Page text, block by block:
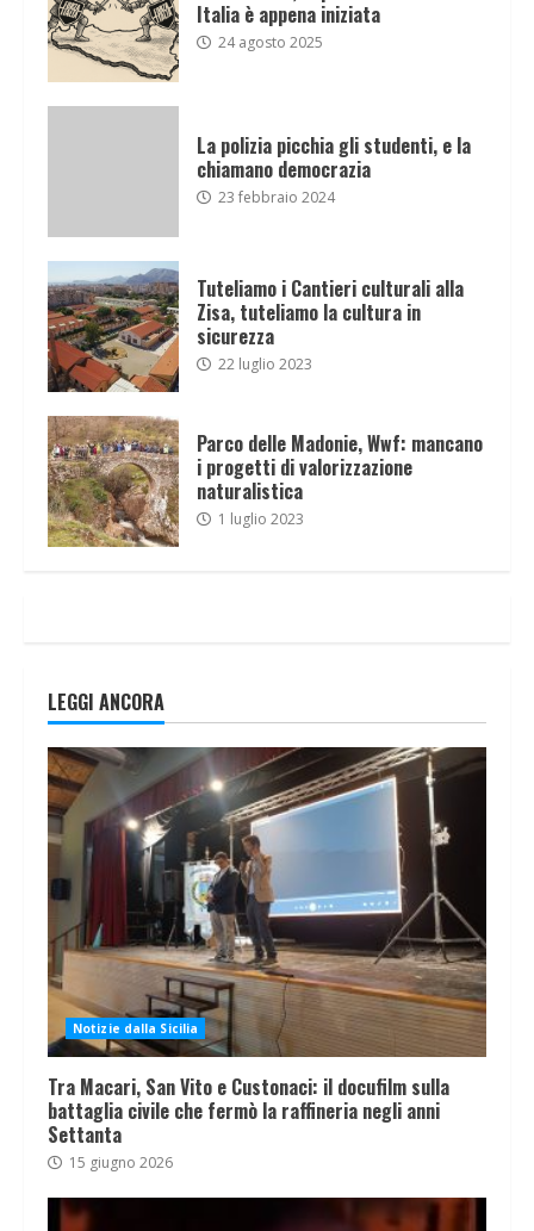
Italia è appena iniziata
24 agosto 2025
La polizia picchia gli studenti, e la
chiamano democrazia
23 febbraio 2024
Tuteliamo i Cantieri culturali alla
Zisa, tuteliamo la cultura in
sicurezza
22 luglio 2023
Parco delle Madonie, Wwf: mancano
i progetti di valorizzazione
naturalistica
1 luglio 2023
LEGGI ANCORA
Notizie dalla Sicilia
Tra Macari, San Vito e Custonaci: il docufilm sulla
battaglia civile che fermò la raffineria negli anni
Settanta
15 giugno 2026